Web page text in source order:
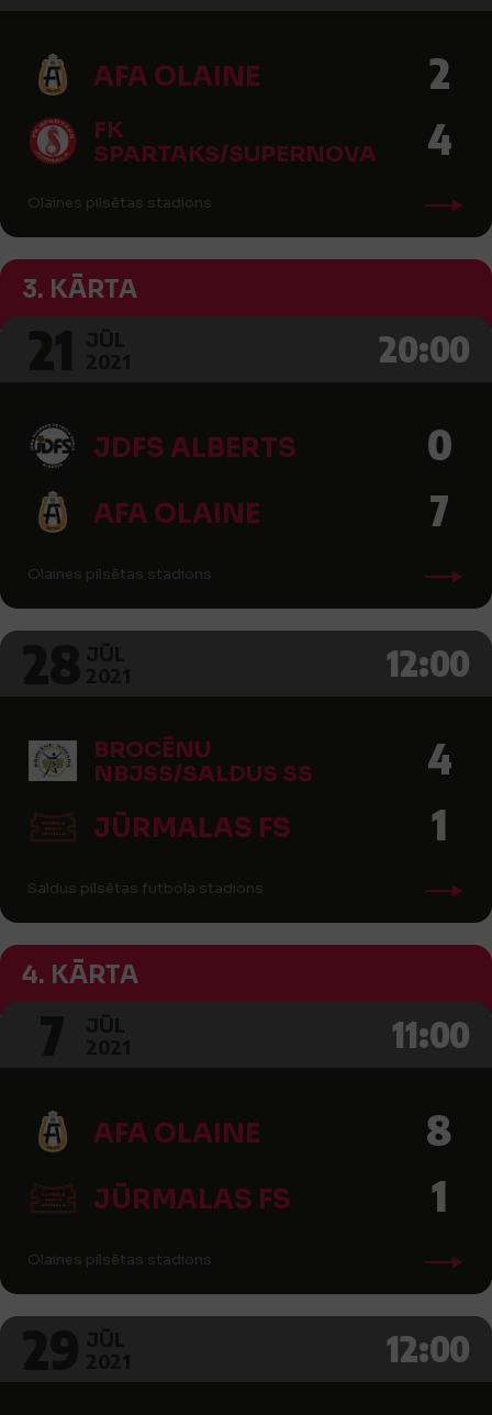
AFA OLAINE 2
FK
SPARTAKS/SUPERNOVA
4
Olaines pilsētas stadions
3. KĀRTA
20:00
JDFS ALBERTS 0
AFA OLAINE 7
Olaines pilsētas stadions
12:00
BROCĒNU
NBJSS/SALDUS SS
4
JŪRMALAS FS 1
Saldus pilsētas futbola stadions
4. KĀRTA
11:00
AFA OLAINE 8
JŪRMALAS FS 1
Olaines pilsētas stadions
12:00